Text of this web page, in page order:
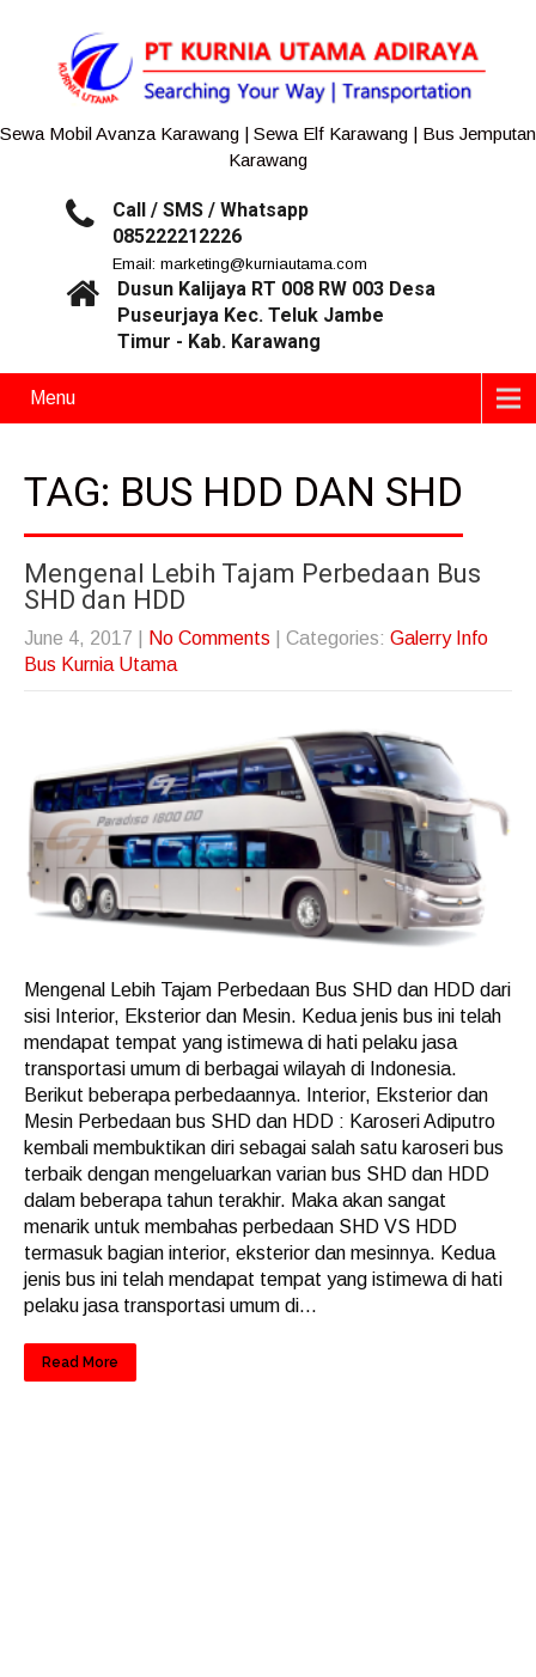
Sewa Mobil Avanza Karawang | Sewa Elf Karawang | Bus Jemputan
Karawang
Call / SMS / Whatsapp
085222212226
Email: marketing@kurniautama.com
Dusun Kalijaya RT 008 RW 003 Desa
Puseurjaya Kec. Teluk Jambe
Timur - Kab. Karawang
Menu
TAG: BUS HDD DAN SHD
Mengenal Lebih Tajam Perbedaan Bus
SHD dan HDD
June 4, 2017 No Comments | Categories: Galerry Info
Bus Kurnia Utama
Mengenal Lebih Tajam Perbedaan Bus SHD dan HDD dari
sisi Interior, Eksterior dan Mesin. Kedua jenis bus ini telah
mendapat tempat yang istimewa di hati pelaku jasa
transportasi umum di berbagai wilayah di Indonesia.
Berikut beberapa perbedaannya. Interior, Eksterior dan
Mesin Perbedaan bus SHD dan HDD : Karoseri Adiputro
kembali membuktikan diri sebagai salah satu karoseri bus
terbaik dengan mengeluarkan varian bus SHD dan HDD
dalam beberapa tahun terakhir. Maka akan sangat
menarik untuk membahas perbedaan SHD VS HDD
termasuk bagian interior, eksterior dan mesinnya. Kedua
jenis bus ini telah mendapat tempat yang istimewa di hati
pelaku jasa transportasi umum di...
Read More